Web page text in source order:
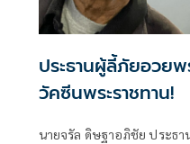
ประธานผู้ลี้ภัยอวย
วัคซีนพระราชทาน!
นายจรัล ดิษฐาอภิชัย ประธ